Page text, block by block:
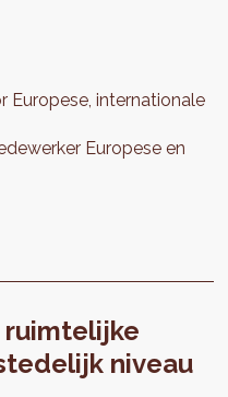
Europese, internationale
Europese en
ruimtelijke
niveau